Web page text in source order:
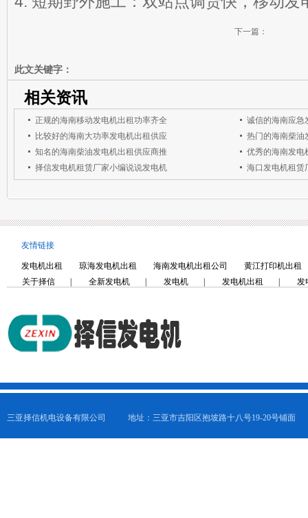
下一篇：
此文关键字：
相关资讯
正规的海南移动发电机出租功率齐全
诚信的海南应急
比较好的海南大功率发电机出租供应
热门的海南柴油
知名的海南柴油发电机出租供应商推
优秀的海南发电
择信发电机租赁厂家小编说说发电机
海口发电机租赁
友情链接
发电机出租 琼海发电机出租 海南发电机出租公司
黄江打印机出租
关于择信
全新发电机 发电机 发电机出租 发
三亚择信机电设备有限公司 地址：三亚市吉阳区抱坡路十八号19-20号铺面